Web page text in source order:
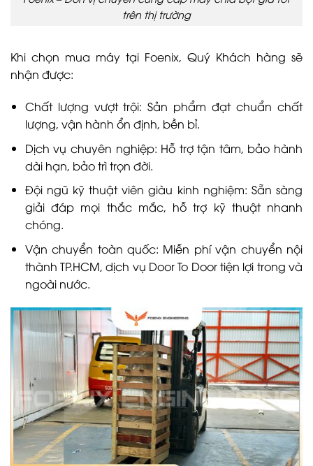
trên thị trường
Khi chọn mua máy tại Foenix, Quý Khách hàng sẽ
nhận được:
Chất lượng vượt trội: Sản phẩm đạt chuẩn chất
lượng, vận hành ổn định, bền bỉ.
Dịch vụ chuyên nghiệp: Hỗ trợ tận tâm, bảo hành
dài hạn, bảo trì trọn đời.
Đội ngũ kỹ thuật viên giàu kinh nghiệm: Sẵn sàng
giải đáp mọi thắc mắc, hỗ trợ kỹ thuật nhanh
chóng.
Vận chuyển toàn quốc: Miễn phí vận chuyển nội
thành TP.HCM, dịch vụ Door To Door tiện lợi trong và
ngoài nước.